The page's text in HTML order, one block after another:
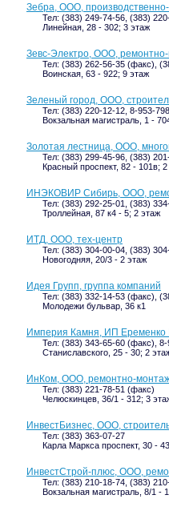
Зебра, ООО,
Тел: (383) 249-74-56, (383)
Линейная, 28 - 302; 3 этаж
Зевс-Электро, ООО,
Тел: (383) 262-56-35 (факс),
Воинская, 63 - 922; 9 этаж
Зеленый город, ООО,
Тел: (383) 220-12-12, 8-953-
Вокзальная магистраль, 1 -
Золотая лестница, ООО,
Тел: (383) 299-45-96, (383)
Красный проспект, 82 - 101в;
ИНЭКОВИР Сибирь, ООО,
Тел: (383) 292-25-01, (383)
Троллейная, 87 к4 - 5; 2 этаж
ИТД, ООО, тех-центр
Тел: (383) 304-00-04, (383)
Новогодняя, 20/3 - 2 этаж
Идея Групп, группа компаний
Тел: (383) 332-14-53 (факс),
Молодежи бульвар, 36 к1
Империя Камня, ИП Еременко
Тел: (383) 343-65-60 (факс),
Станиславского, 25 - 30; 2
ИнКом, ООО, ремонтно-
Тел: (383) 221-78-51 (факс)
Челюскинцев, 36/1 - 312; 3
ИнвестБизнес, ООО,
Тел: (383) 363-07-27
Карла Маркса проспект, 30 -
ИнвестСтрой-плюс, ООО,
Тел: (383) 210-18-74, (383)
Вокзальная магистраль, 8/1 -